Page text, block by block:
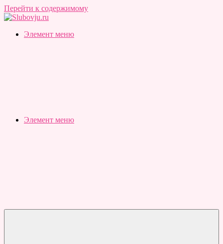
Перейти к содержимому
Slubovju.ru
Бесплатные
Элемент меню
Элемент меню